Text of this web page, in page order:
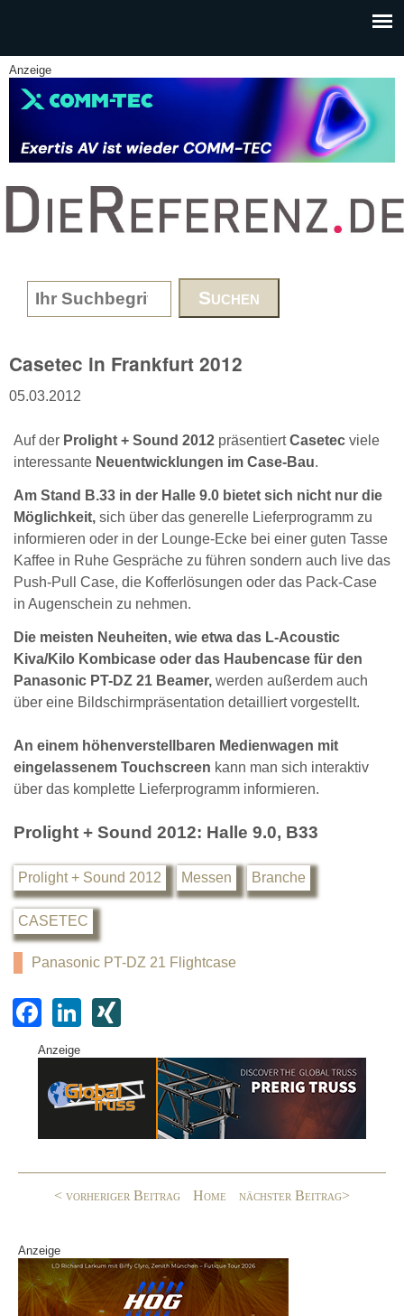
Anzeige
www.DieReferenz.de
Search form
Casetec in Frankfurt 2012
05.03.2012
Auf der Prolight + Sound 2012 präsentiertCasetec viele
interessante Neuentwicklungen im Case-Bau.
Am Stand B.33 in der Halle 9.0 bietet sich nicht nur die
Möglichkeit, sich über das generelle Lieferprogramm zu
informieren oder in der Lounge-Ecke bei einer guten Tasse
Kaffee in Ruhe Gespräche zu führen sondern auch live das
Push-Pull Case, die Kofferlösungen oder das Pack-Case
in Augenschein zu nehmen.
Die meisten Neuheiten, wie etwa das L-Acoustic
Kiva/Kilo Kombicase oder das Haubencase für den
Panasonic PT-DZ 21 Beamer, werden außerdem auch
über eine Bildschirmpräsentation detailliert vorgestellt.
An einem höhenverstellbaren Medienwagen mit
eingelassenem Touchscreen kann man sich interaktiv
über das komplette Lieferprogramm informieren.
Prolight + Sound 2012: Halle 9.0, B33
Prolight + Sound 2012 Messen Branche
CASETEC
Panasonic PT-DZ 21 Flightcase
F
a
c
e
o
Li
k
e
G
Anzeige
< vorheriger Beitrag Home nächster Beitrag>
Anzeige